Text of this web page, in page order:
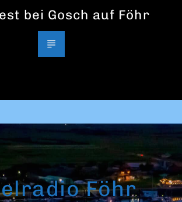
bei Gosch auf Föhr
Föhr